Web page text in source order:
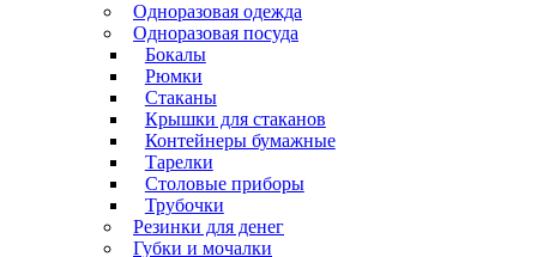
Одноразовая одежда
Одноразовая посуда
Бокалы
Рюмки
Стаканы
Крышки для стаканов
Контейнеры бумажные
Тарелки
Столовые приборы
Трубочки
Резинки для денег
Губки и мочалки